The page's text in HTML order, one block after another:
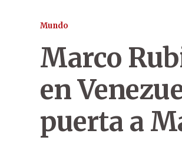
Mundo
Marco
en
puerta a